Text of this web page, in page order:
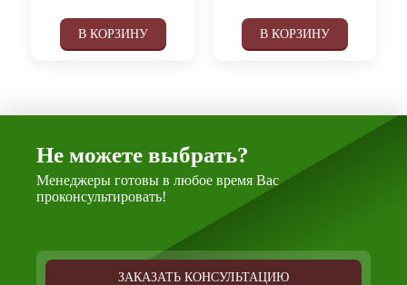
В КОРЗИНУ В КОРЗИНУ
Не можете выбрать?
Менеджеры готовы в любое время Вас
проконсультировать!
ЗАКАЗАТЬ КОНСУЛЬТАЦИЮ